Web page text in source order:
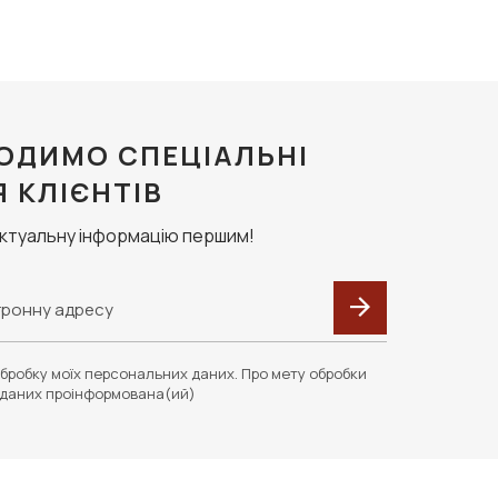
СПЕЦІАЛЬНІ
КЛІЄНТІВ
інформацію першим!
моїх персональних даних. Про мету обробки
проінформована(ий)